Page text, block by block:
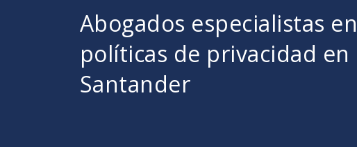
Abogados especialistas en
políticas de privacidad en
Santander